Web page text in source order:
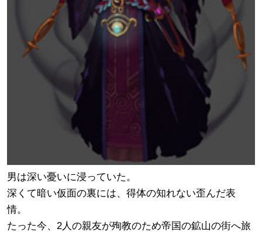
男は深い憂いに浸っていた。
深くて暗い仮面の裏には、得体の知れない歪んだ表
情。
たった今、2人の親友が殉教のため帝国の鉱山の街へ旅